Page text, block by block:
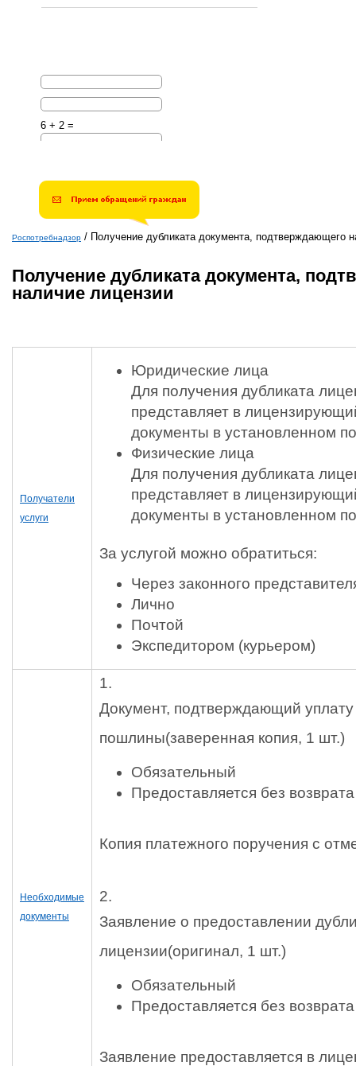
6 + 2 =
Роспотребнадзор / Получение дубликата документа, подтверждающего
Получение дубликата документа,
наличие лицензии
Получатели
услуги
Юридические лица
Для получения дубликата
представляет в
документы в установленном
Физические лица
Для получения дубликата
представляет в
документы в установленном
За услугой можно обратиться:
Через законного
Лично
Почтой
Экспедитором (курьером)
Необходимые
документы
1.
Документ, подтверждающий уплату
пошлины(заверенная копия, 1 шт.)
Обязательный
Предоставляется без возврата
Копия платежного поручения с
2.
Заявление о предоставлении
лицензии(оригинал, 1 шт.)
Обязательный
Предоставляется без возврата
Заявление предоставляется в